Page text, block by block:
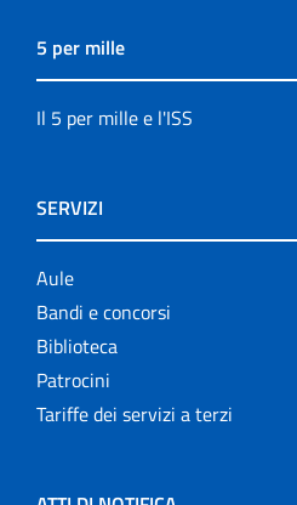
5 per mille
Il 5 per mille e l'ISS
SERVIZI
Aule
Bandi e concorsi
Biblioteca
Patrocini
Tariffe dei servizi a terzi